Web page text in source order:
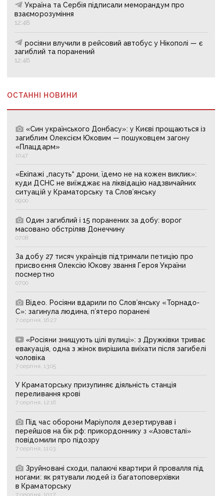
Україна та Сербія підписали меморандум про
взаєморозуміння
12:48
росіяни влучили в рейсовий автобус у Нікополі — є
загиблий та поранений
12:48
ОСТАННІ НОВИНИ
«Син українського Донбасу»: у Києві прощаються із
загиблим Олексієм Юковим — пошуковцем загону
«Плацдарм»
10:47
«Екіпажі „пасуть“ дрони, їдемо не на кожен виклик»:
куди ДСНС не виїжджає на ліквідацію надзвичайних
ситуацій у Краматорську та Слов’янську
09:00
Один загиблий і 15 поранених за добу: ворог
масовано обстріляв Донеччину
07:08
За добу 27 тисяч українців підтримали петицію про
присвоєння Олексію Юкову звання Героя України
посмертно
07:00
Відео. Росіяни вдарили по Слов’янську «Торнадо-
С»: загинула людина, п’ятеро поранені
7 серпня, 16:27
«Росіяни знищують цілі вулиці»: з Дружківки триває
евакуація, одна з жінок вирішила виїхати після загибелі
чоловіка
7 серпня, 13:05
У Краматорську призупиняє діяльність станція
переливання крові
7 серпня, 12:16
Під час оборони Маріуполя дезертирував і
перейшов на бік рф: прикордоннику з «Азовсталі»
повідомили про підозру
7 серпня, 11:03
Зруйновані сходи, палаючі квартири й провалля під
ногами: як рятували людей із багатоповерхівки
в Краматорську
7 серпня, 10:17